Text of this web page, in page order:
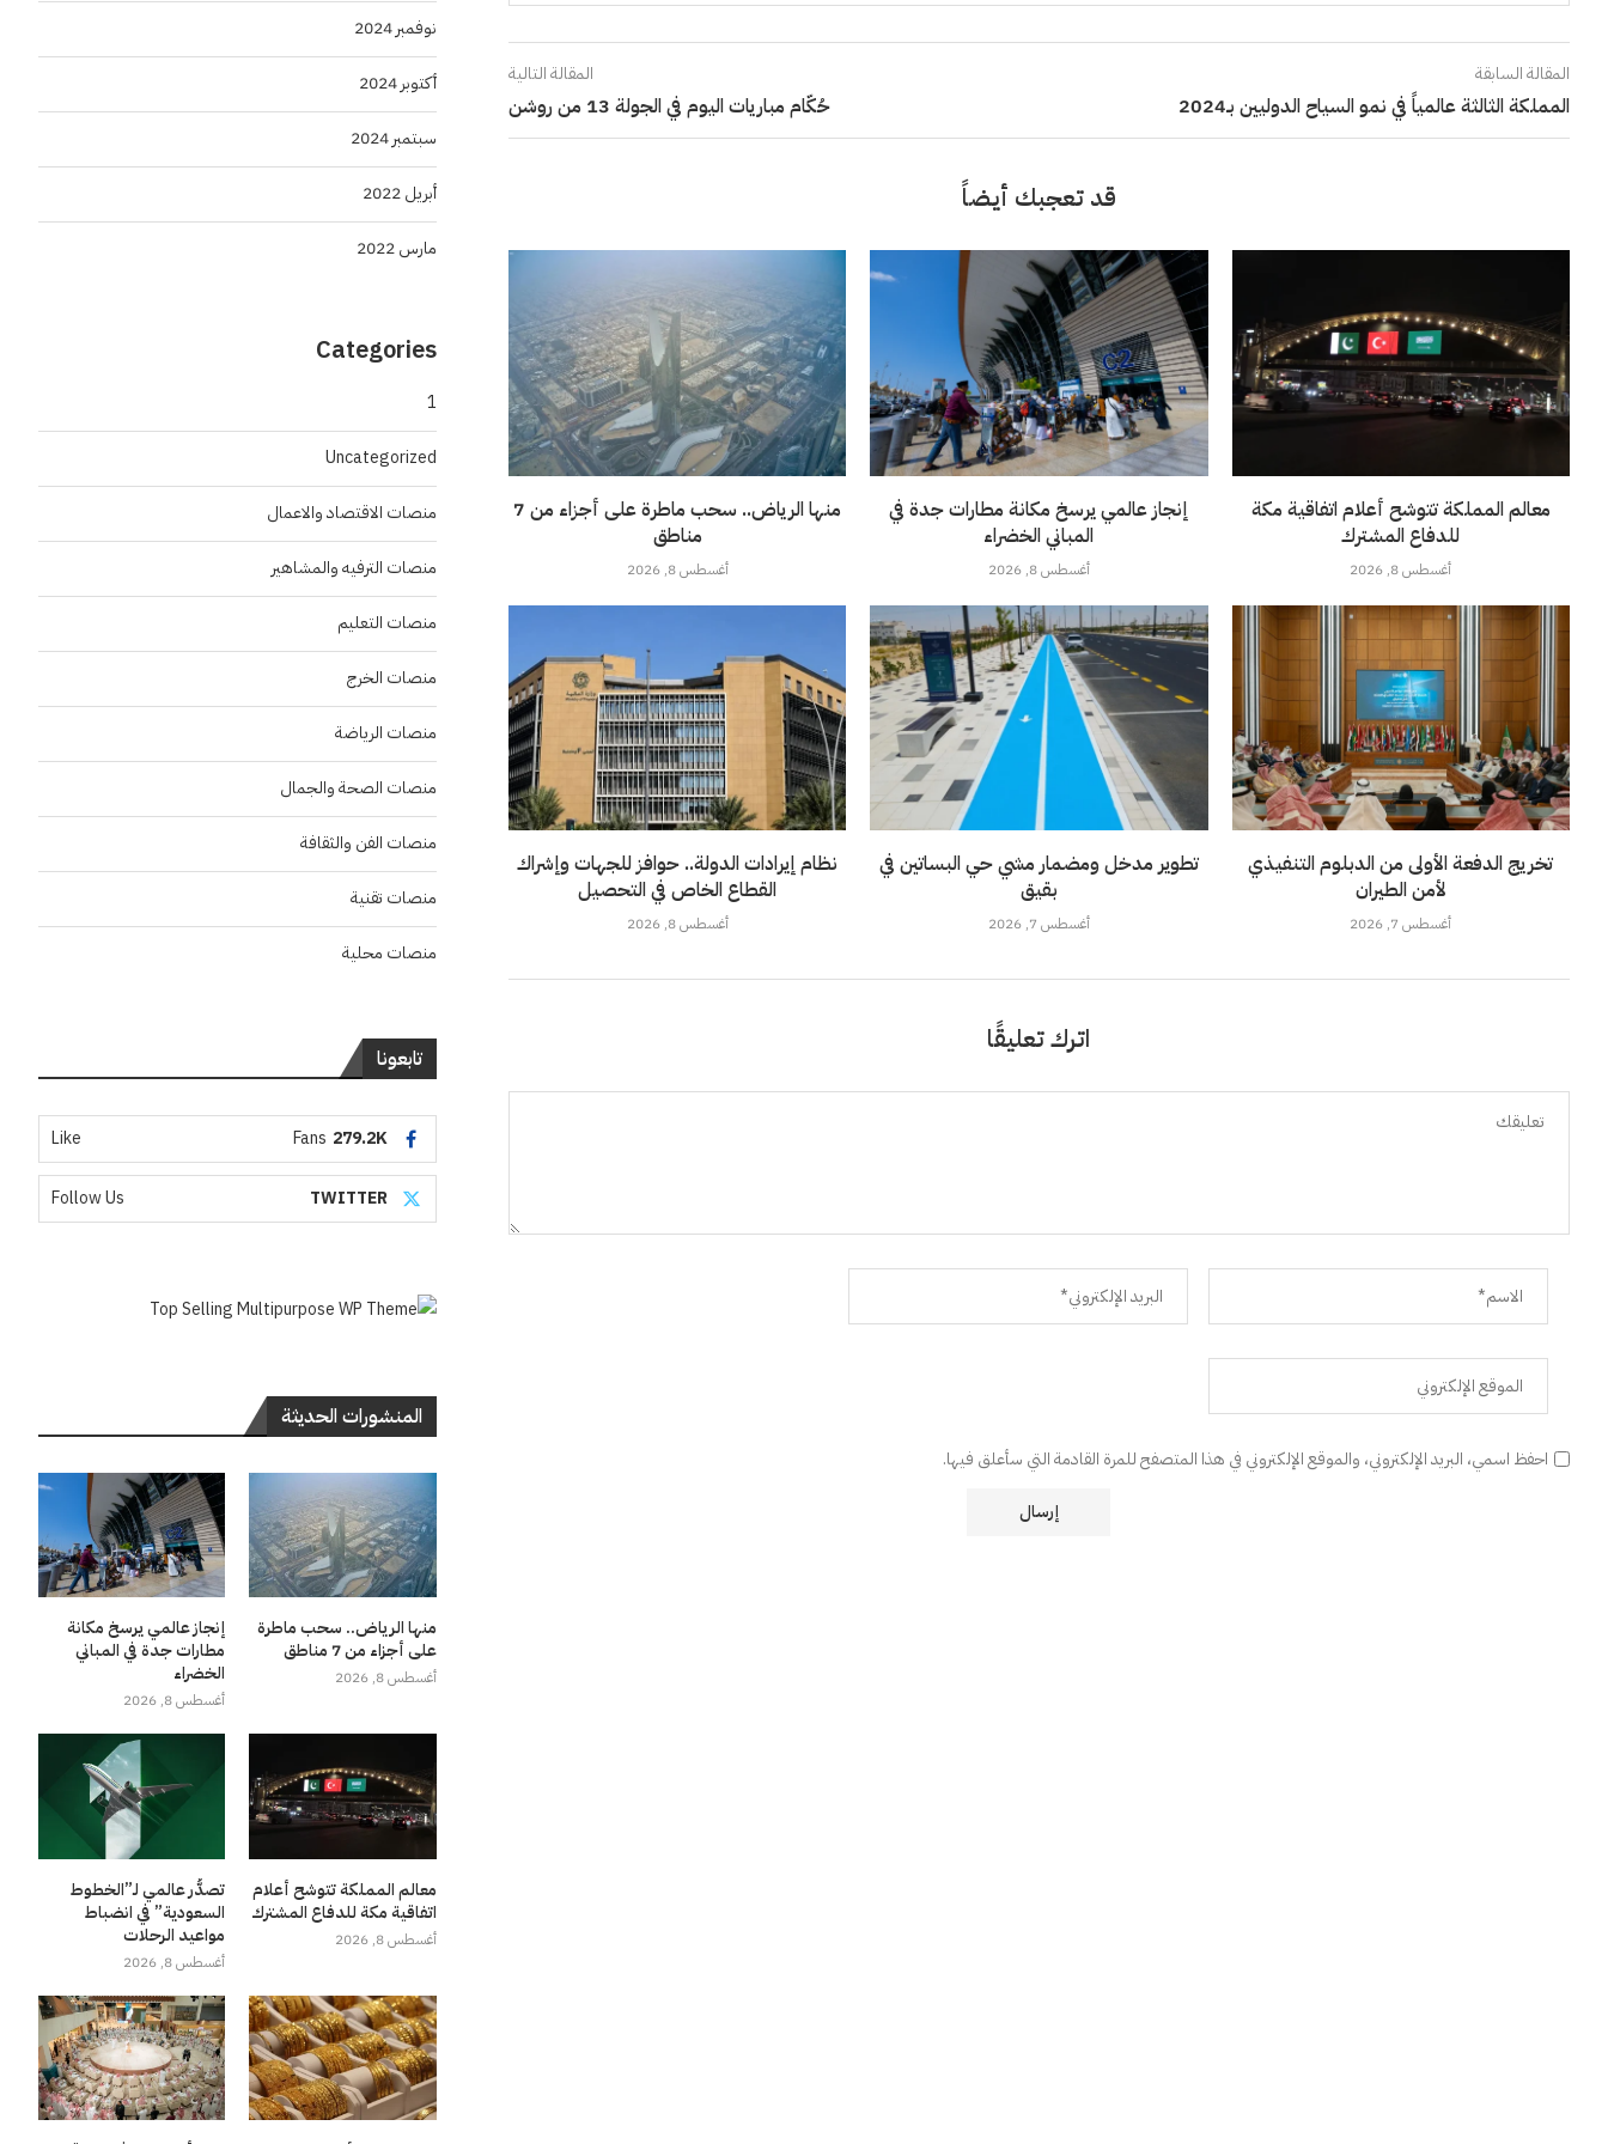
المقالة السابقة
المملكة الثالثة عالمياً في نمو السياح الدوليين بـ2024
المقالة التالية
حُكّام مباريات اليوم في الجولة 13 من روشن
قد تعجبك أيضاً
منها الرياض.. سحب ماطرة على أجزاء من 7
مناطق
أغسطس 8, 2026
إنجاز عالمي يرسخ مكانة مطارات جدة في
المباني الخضراء
أغسطس 8, 2026
معالم المملكة تتوشح أعلام اتفاقية مكة
للدفاع المشترك
أغسطس 8, 2026
نظام إيرادات الدولة.. حوافز للجهات وإشراك
القطاع الخاص في التحصيل
أغسطس 8, 2026
تطوير مدخل ومضمار مشي حي البساتين في
بقيق
أغسطس 7, 2026
تخريج الدفعة الأولى من الدبلوم التنفيذي
لأمن الطيران
أغسطس 7, 2026
اترك تعليقًا
احفظ اسمي، البريد الإلكتروني، والموقع الإلكتروني في هذا المتصفح للمرة القادمة التي سأعلق فيها.
نوفمبر 2024
أكتوبر 2024
سبتمبر 2024
أبريل 2022
مارس 2022
Categories
1
Uncategorized
منصات الاقتصاد والاعمال
منصات الترفيه والمشاهير
منصات التعليم
منصات الخرج
منصات الرياضة
منصات الصحة والجمال
منصات الفن والثقافة
منصات تقنية
منصات محلية
تابعونا
279.2K
Fans
Like
TWITTER
Follow Us
المنشورات الحديثة
منها الرياض.. سحب ماطرة
على أجزاء من 7 مناطق
أغسطس 8, 2026
إنجاز عالمي يرسخ مكانة
مطارات جدة في المباني
الخضراء
أغسطس 8, 2026
معالم المملكة تتوشح أعلام
اتفاقية مكة للدفاع المشترك
أغسطس 8, 2026
تصدُّر عالمي لـ”الخطوط
السعودية” في انضباط
مواعيد الرحلات
أغسطس 8, 2026